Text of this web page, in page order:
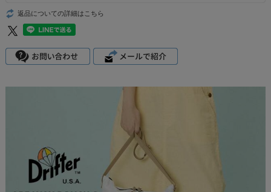
返品についての詳細はこちら